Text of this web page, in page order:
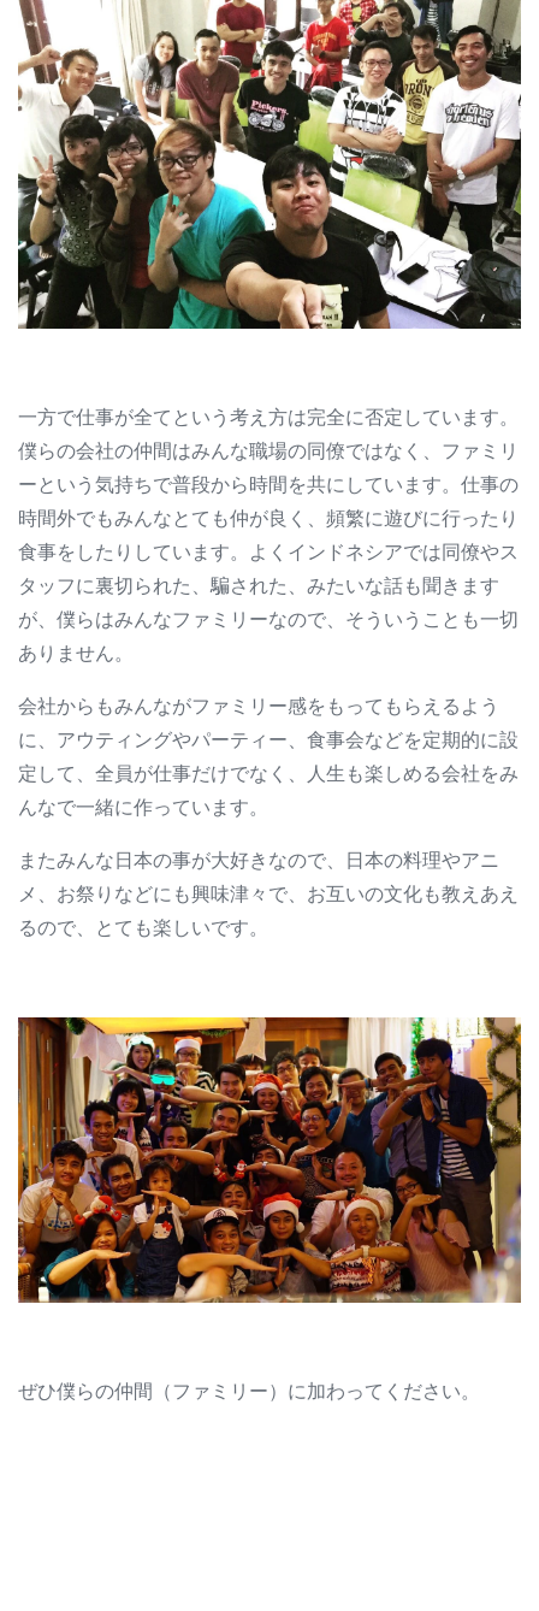
一方で仕事が全てという考え方は完全に否定しています。
僕らの会社の仲間はみんな職場の同僚ではなく、ファミリ
ーという気持ちで普段から時間を共にしています。仕事の
時間外でもみんなとても仲が良く、頻繁に遊びに行ったり
食事をしたりしています。よくインドネシアでは同僚やス
タッフに裏切られた、騙された、みたいな話も聞きます
が、僕らはみんなファミリーなので、そういうことも一切
ありません。
会社からもみんながファミリー感をもってもらえるよう
に、アウティングやパーティー、食事会などを定期的に設
定して、全員が仕事だけでなく、人生も楽しめる会社をみ
んなで一緒に作っています。
またみんな日本の事が大好きなので、日本の料理やアニ
メ、お祭りなどにも興味津々で、お互いの文化も教えあえ
るので、とても楽しいです。
ぜひ僕らの仲間（ファミリー）に加わってください。